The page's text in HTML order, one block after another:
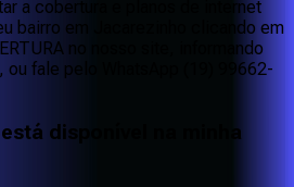
a cobertura e planos de internet
bairro em Jacarezinho clicando em
no nosso site, informando
ou fale pelo WhatsApp (19) 99662-
disponível na minha